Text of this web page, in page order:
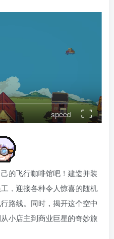
speed
的飞行咖啡馆吧！建造并装
，迎接各种令人惊喜的随机
路线。同时，揭开这个空中
小店主到商业巨星的奇妙旅